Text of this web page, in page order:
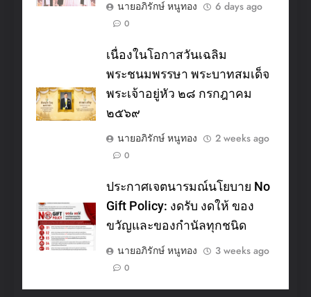
นายอภิรักษ์ หนูทอง 6 days ago
0
เนื่องในโอกาสวันเฉลิม
พระชนมพรรษา พระบาทสมเด็จ
พระเจ้าอยู่หัว ๒๘ กรกฎาคม
๒๕๖๙
นายอภิรักษ์ หนูทอง
2 weeks ago
0
ประกาศเจตนารมณ์นโยบาย No
Gift Policy: งดรับ งดให้ ของ
ขวัญและของกำนัลทุกชนิด
นายอภิรักษ์ หนูทอง
3 weeks ago
0